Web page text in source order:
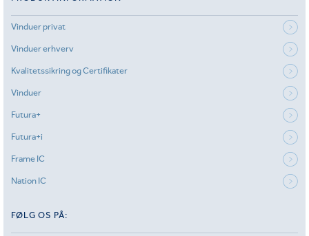
Vinduer privat
Vinduer erhverv
Kvalitetssikring og Certifikater
Vinduer
Futura+
Futura+i
Frame IC
Nation IC
FØLG OS PÅ: